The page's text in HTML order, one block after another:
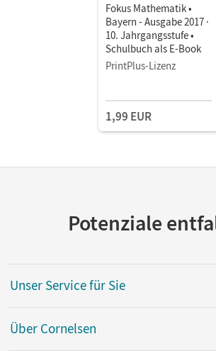
Fokus Mathematik •
Bayern - Ausgabe 2017 ·
10. Jahrgangsstufe •
Schulbuch als E-Book
PrintPlus-Lizenz
1,99 EUR
Potenziale
Unser Service für Sie
Über Cornelsen